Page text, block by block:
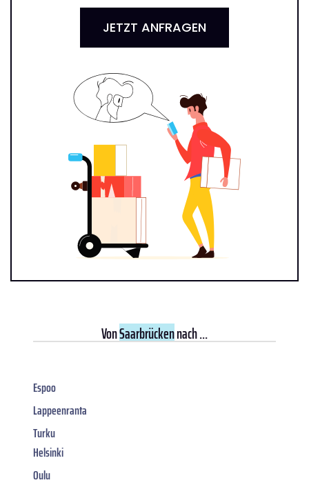
JETZT ANFRAGEN
VonSaarbrückennach ...
Espoo
Lappeenranta
Turku
Helsinki
Oulu